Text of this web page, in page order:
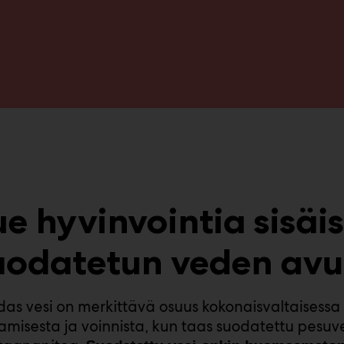
hyvinvointia
veden
vesi on merkittävä osuus
ja voinnista, kun taas suodatettu